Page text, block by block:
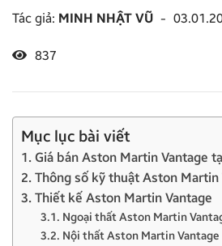
Tác giả: MINH NHẬT VŨ -
837
Mục lục bài viết
1. Giá bán Aston Martin Vantage
2. Thông số kỹ thuật Aston Martin
3. Thiết kế Aston Martin Vantage
3.1. Ngoại thất Aston Martin
3.2. Nội thất Aston Martin Vantage